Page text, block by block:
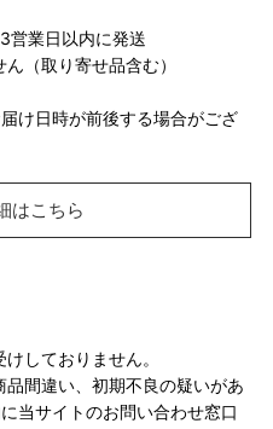
営業日以内に発送
（取り寄せ品含む）
け日時が前後する場合がござ
はこちら
しておりません。
間違い、初期不良の疑いがあ
当サイトのお問い合わせ窓口